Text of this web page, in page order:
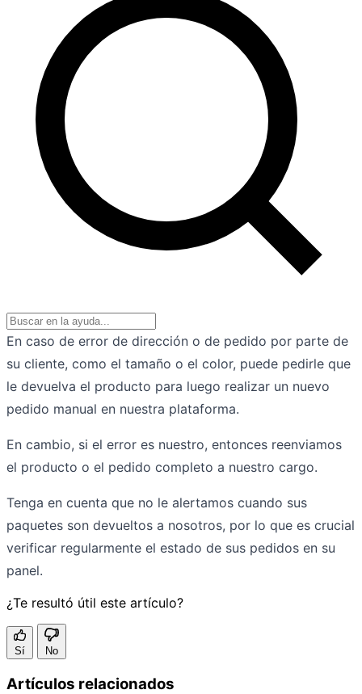
En caso de error de dirección o de pedido por parte de
su cliente, como el tamaño o el color, puede pedirle que
le devuelva el producto para luego realizar un nuevo
pedido manual en nuestra plataforma.
En cambio, si el error es nuestro, entonces reenviamos
el producto o el pedido completo a nuestro cargo.
Tenga en cuenta que no le alertamos cuando sus
paquetes son devueltos a nosotros, por lo que es crucial
verificar regularmente el estado de sus pedidos en su
panel.
¿Te resultó útil este artículo?
Sí No
Artículos relacionados